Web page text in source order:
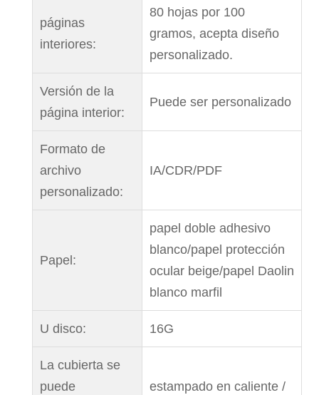
páginas
interiores:
80 hojas por 100
gramos, acepta diseño
personalizado.
Versión de la
página interior:
Puede ser personalizado
Formato de
archivo
personalizado:
IA/CDR/PDF
Papel:
papel doble adhesivo
blanco/papel protección
ocular beige/papel Daolin
blanco marfil
U disco: 16G
La cubierta se
puede
estampado en caliente /